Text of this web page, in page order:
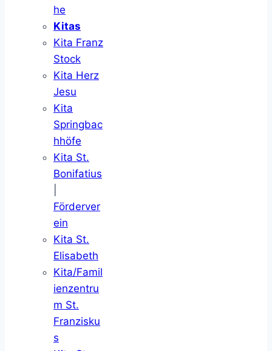
he
Kitas
Kita Franz
Stock
Kita Herz
Jesu
Kita
Springbac
hhöfe
Kita St.
Bonifatius
Förderver
ein
Kita St.
Elisabeth
Kita/Famil
ienzentru
m St.
Franzisku
s